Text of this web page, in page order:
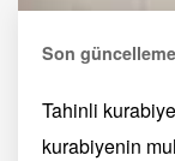
Son
Tahinli
kurabiyenin